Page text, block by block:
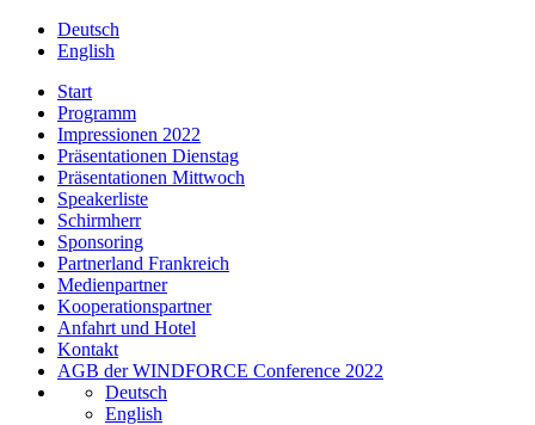
Deutsch
English
Start
Programm
Impressionen 2022
Präsentationen Dienstag
Präsentationen Mittwoch
Speakerliste
Schirmherr
Sponsoring
Partnerland Frankreich
Medienpartner
Kooperationspartner
Anfahrt und Hotel
Kontakt
AGB der WINDFORCE Conference 2022
Deutsch
English